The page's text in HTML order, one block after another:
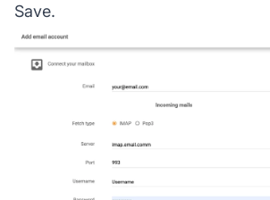
Save.